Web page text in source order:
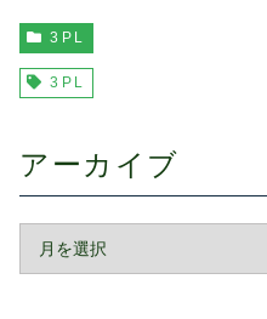
3PL
3PL
アーカイブ